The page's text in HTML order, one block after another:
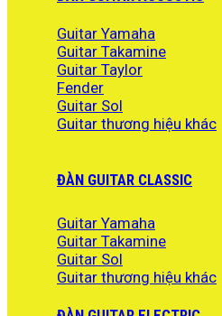
40.000.000
Guitar Yamaha
Guitar Takamine
Guitar Taylor
Fender
Guitar Sol
Guitar thương hiệu khác
ĐÀN GUITAR CLASSIC
Guitar Yamaha
Guitar Takamine
Guitar Sol
Guitar thương hiệu khác